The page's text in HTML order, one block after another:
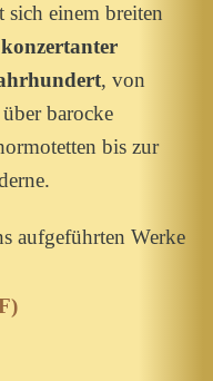
einem breiten
, von
barocke
bis zur
aufgeführten Werke